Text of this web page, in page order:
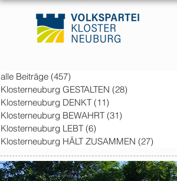
alle Beiträge (457)
Klosterneuburg GESTALTEN (28)
Klosterneuburg DENKT (11)
Klosterneuburg BEWAHRT (31)
Klosterneuburg LEBT (6)
Klosterneuburg HÄLT ZUSAMMEN (27)